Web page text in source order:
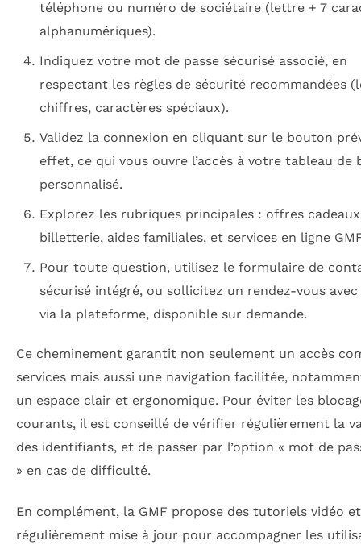
téléphone ou numéro de sociétaire (lettre + 7
alphanumériques).
Indiquez votre mot de passe sécurisé associé, en
respectant les règles de sécurité recommandées
chiffres, caractères spéciaux).
Validez la connexion en cliquant sur le bouton
effet, ce qui vous ouvre l’accès à votre tableau de
personnalisé.
Explorez les rubriques principales : offres
billetterie, aides familiales, et services en ligne
Pour toute question, utilisez le formulaire de
sécurisé intégré, ou sollicitez un rendez-vous
via la plateforme, disponible sur demande.
Ce cheminement garantit non seulement un accès
services mais aussi une navigation facilitée,
un espace clair et ergonomique. Pour éviter les
courants, il est conseillé de vérifier régulièrement la
des identifiants, et de passer par l’option « mot de
» en cas de difficulté.
En complément, la GMF propose des tutoriels vidéo
régulièrement mise à jour pour accompagner les